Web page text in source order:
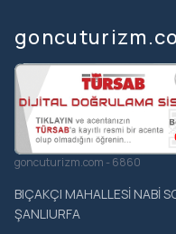
goncuturizm.com - 6860
BIÇAKÇI MAHALLESİ NABİ
ŞANLIURFA